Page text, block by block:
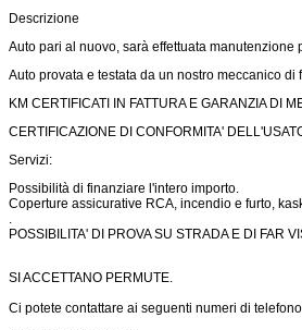
Descrizione
Auto pari al nuovo, sarà effettuata manutenzione
Auto provata e testata da un nostro meccanico di
KM CERTIFICATI IN FATTURA E GARANZIA DI
CERTIFICAZIONE DI CONFORMITA'
Servizi:
Possibilità di finanziare l'intero importo.
Coperture assicurative RCA, incendio e furto,
.
POSSIBILITA' DI PROVA SU STRADA E DI FAR
SI ACCETTANO PERMUTE.
Ci potete contattare ai seguenti numeri di